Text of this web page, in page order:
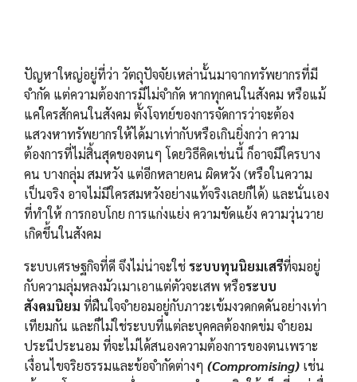
ปัญหาใหญ่อยู่ที่ว่า วัตถุปัจจัยเหล่านั้นมาจากทรัพยากรที่มี
จำกัด แต่ความต้องการมีไม่จำกัด หากทุกคนในสังคม หรือแม้
แค่ใครสักคนในสังคม ตั้งโจทย์ของการจัดการว่าจะต้อง
แสวงหาทรัพยากรให้ได้มาเท่ากับหรือเกินยิ่งกว่า ความ
ต้องการที่ไม่สิ้นสุดของตนๆ โดยวิธีคิดเช่นนี้ ก็อาจมีใครบาง
คน บางกลุ่ม สมหวัง แต่อีกหลายคน ผิดหวัง (หรือในความ
เป็นจริง อาจไม่มีใครสมหวังอย่างแท้จริงเลยก็ได้) และนั่นเอง
ที่ทำให้ การกอบโกย การแก่งแย่ง ความขัดแย้ง ความวุ่นวาย
เกิดขึ้นในสังคม
ระบบเศรษฐกิจที่ดี จึงไม่น่าจะใช่ระบบทุนนิยมเสรีที่จมอยู่
กับความลุ่มหลงมัวเมาเอาแต่ตัวจะเสพ หรือระบบ
สังคมนิยม ที่ฝืนใจจำยอมอยู่กับภาวะเข้มงวดกดดันอย่างเท่า
เทียมกัน และก็ไม่ใช่ระบบที่แต่ละบุคคลต้องกดข่ม จำยอม
ประนีประนอม ที่จะไม่ได้สนองความต้องการของตนเพราะ
เงื่อนไขจริยธรรมและข้อจำกัดต่างๆ (Compromising) เช่น